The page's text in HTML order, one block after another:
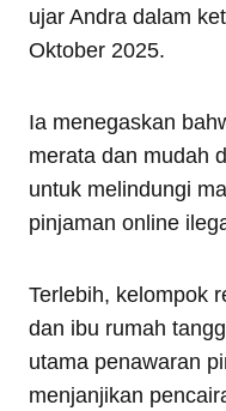
ujar Andra dalam
Oktober 2025.
Ia menegaskan
merata dan mudah
untuk melindungi
pinjaman online
Terlebih, kelompok
dan ibu rumah
utama penawaran
menjanjikan